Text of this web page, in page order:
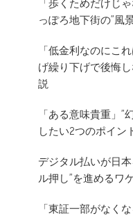
「歩くためだけじ
っぽろ地下街の”風
「低金利なのにこ
げ繰り下げで後悔
説
「ある意味貴重」”
したい2つのポイン
デジタル払いが日
ル押し”を進めるワ
「東証一部がなく